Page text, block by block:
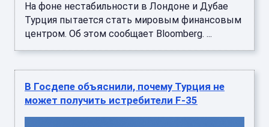
На фоне нестабильности в Лондоне и Дубае
Турция пытается стать мировым финансовым
центром. Об этом сообщает Bloomberg. ...
В Госдепе объяснили, почему Турция не
может получить истребители F-35